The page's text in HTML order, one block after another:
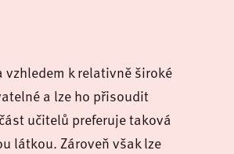
k relativně široké
a lze ho přisoudit
učitelů preferuje taková
látkou. Zároveň však lze